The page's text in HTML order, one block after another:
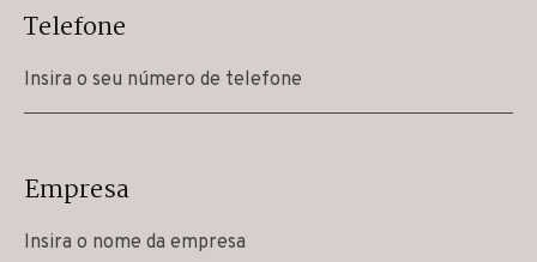
Telefone
Empresa